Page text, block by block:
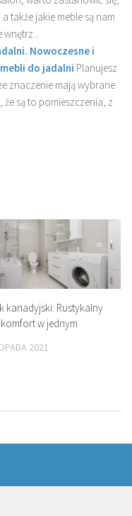
także jakie meble są nam
wnętrz...
Nowoczesne i
do jadalni Planujesz
znaczenie mają wybrane
że są to pomieszczenia, z
kanadyjski: Rustykalny
w jednym
2021